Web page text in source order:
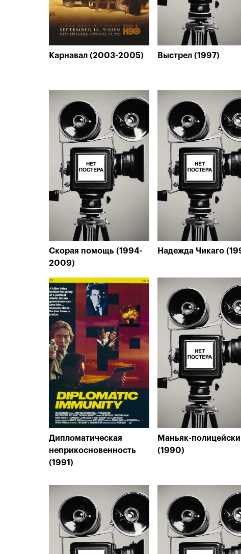
Карнавал (2003-2005) Выстрел (1997)
Скорая помощь (1994-
2009)
Надежда Чикаго
Дипломатическая
неприкосновенность
(1991)
Маньяк-
(1990)